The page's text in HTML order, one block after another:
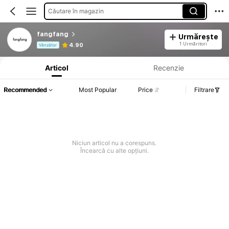
Căutare în magazin
fangfang
Vânzător 4.90
Urmărește
1 Urmăritori
Informații despre produs: Divulgarea prețului, detalii privind vânzările și stocul.
Articol Recenzie
Recommended Most Popular Price Filtrare
Niciun articol nu a corespuns.
Încearcă cu alte opțiuni.